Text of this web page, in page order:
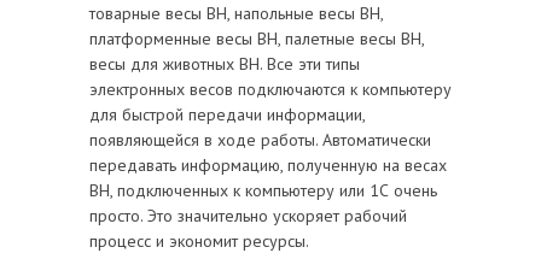
товарные весы BH, напольные весы BH,
платформенные весы BH, палетные весы BH,
весы для животных ВН. Все эти типы
электронных весов подключаются к компьютеру
для быстрой передачи информации,
появляющейся в ходе работы. Автоматически
передавать информацию, полученную на весах
ВН, подключенных к компьютеру или 1С очень
просто. Это значительно ускоряет рабочий
процесс и экономит ресурсы.